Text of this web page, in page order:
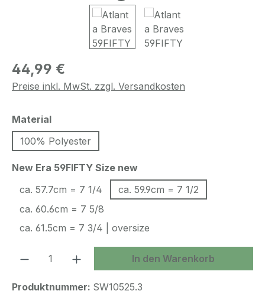
Regulärer Preis:
44,99 €
Preise inkl. MwSt. zzgl. Versandkosten
Materialauswählen
100% Polyester
New Era 59FIFTY Size newauswählen
ca. 57.7cm = 7 1/4
ca. 59.9cm = 7 1/2
ca. 60.6cm = 7 5/8
ca. 61.5cm = 7 3/4 | oversize
Produkt Anzahl: Gib denIn den Warenkorb
Produktnummer: SW10525.3